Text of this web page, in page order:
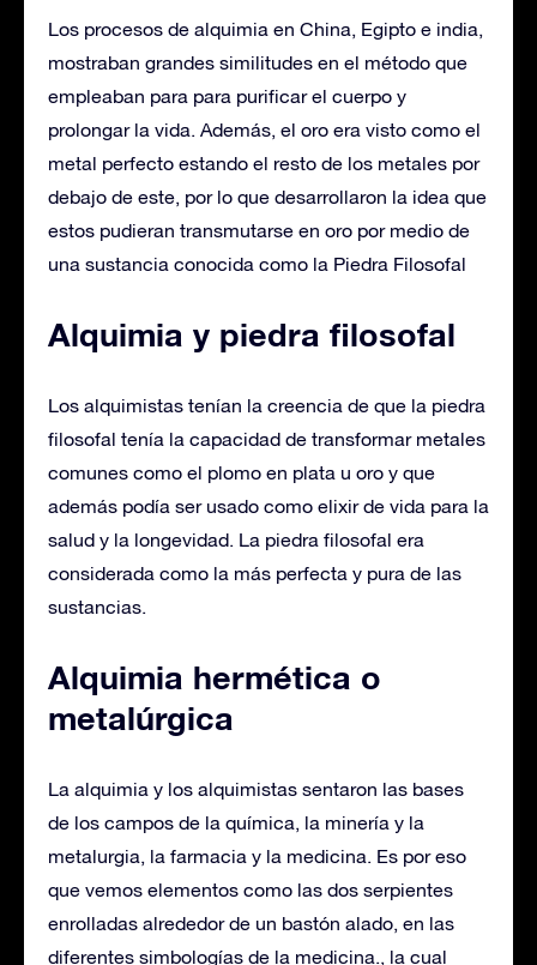
Los procesos de alquimia en China, Egipto e india,
mostraban grandes similitudes en el método que
empleaban para para purificar el cuerpo y
prolongar la vida. Además, el oro era visto como el
metal perfecto estando el resto de los metales por
debajo de este, por lo que desarrollaron la idea que
estos pudieran transmutarse en oro por medio de
una sustancia conocida como la Piedra Filosofal
Alquimia y piedra filosofal
Los alquimistas tenían la creencia de que la piedra
filosofal tenía la capacidad de transformar metales
comunes como el plomo en plata u oro y que
además podía ser usado como elixir de vida para la
salud y la longevidad. La piedra filosofal era
considerada como la más perfecta y pura de las
sustancias.
Alquimia hermética o
metalúrgica
La alquimia y los alquimistas sentaron las bases
de los campos de la química, la minería y la
metalurgia, la farmacia y la medicina. Es por eso
que vemos elementos como las dos serpientes
enrolladas alrededor de un bastón alado, en las
diferentes simbologías de la medicina., la cual